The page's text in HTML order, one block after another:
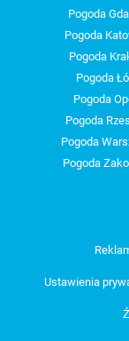
Pogoda
Pogoda
Pogoda
Pogoda
Pogoda
Pogoda
Pogoda
Pogoda
Ustawienia